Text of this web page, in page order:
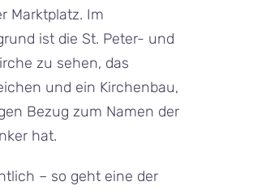
Marktplatz. Im
ist die St. Peter- und
zu sehen, das
und ein Kirchenbau,
Bezug zum Namen der
hat.
– so geht eine der